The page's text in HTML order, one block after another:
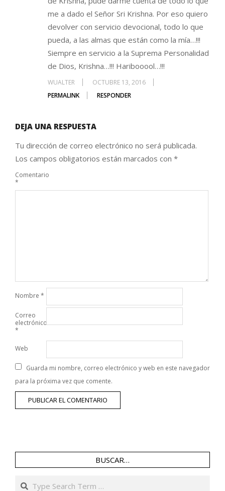
me a dado el Señor Sri Krishna. Por eso quiero
devolver con servicio devocional, todo lo que
pueda, a las almas que están como la mía…!!!
Siempre en servicio a la Suprema Personalidad
de Dios, Krishna…!!! Haribooool…!!!
WUALTER
OCTUBRE 13, 2016
PERMALINK
RESPONDER
DEJA UNA RESPUESTA
Tu dirección de correo electrónico no será publicada.
Los campos obligatorios están marcados con *
Comentario
*
Nombre *
Correo
electrónico
*
Web
Guarda mi nombre, correo electrónico y web en este navegador
para la próxima vez que comente.
BUSCAR…
Search